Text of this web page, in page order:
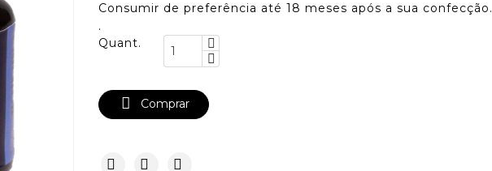
Consumir de preferência até 18 meses após a sua confecção.
.
Quant.
 Comprar